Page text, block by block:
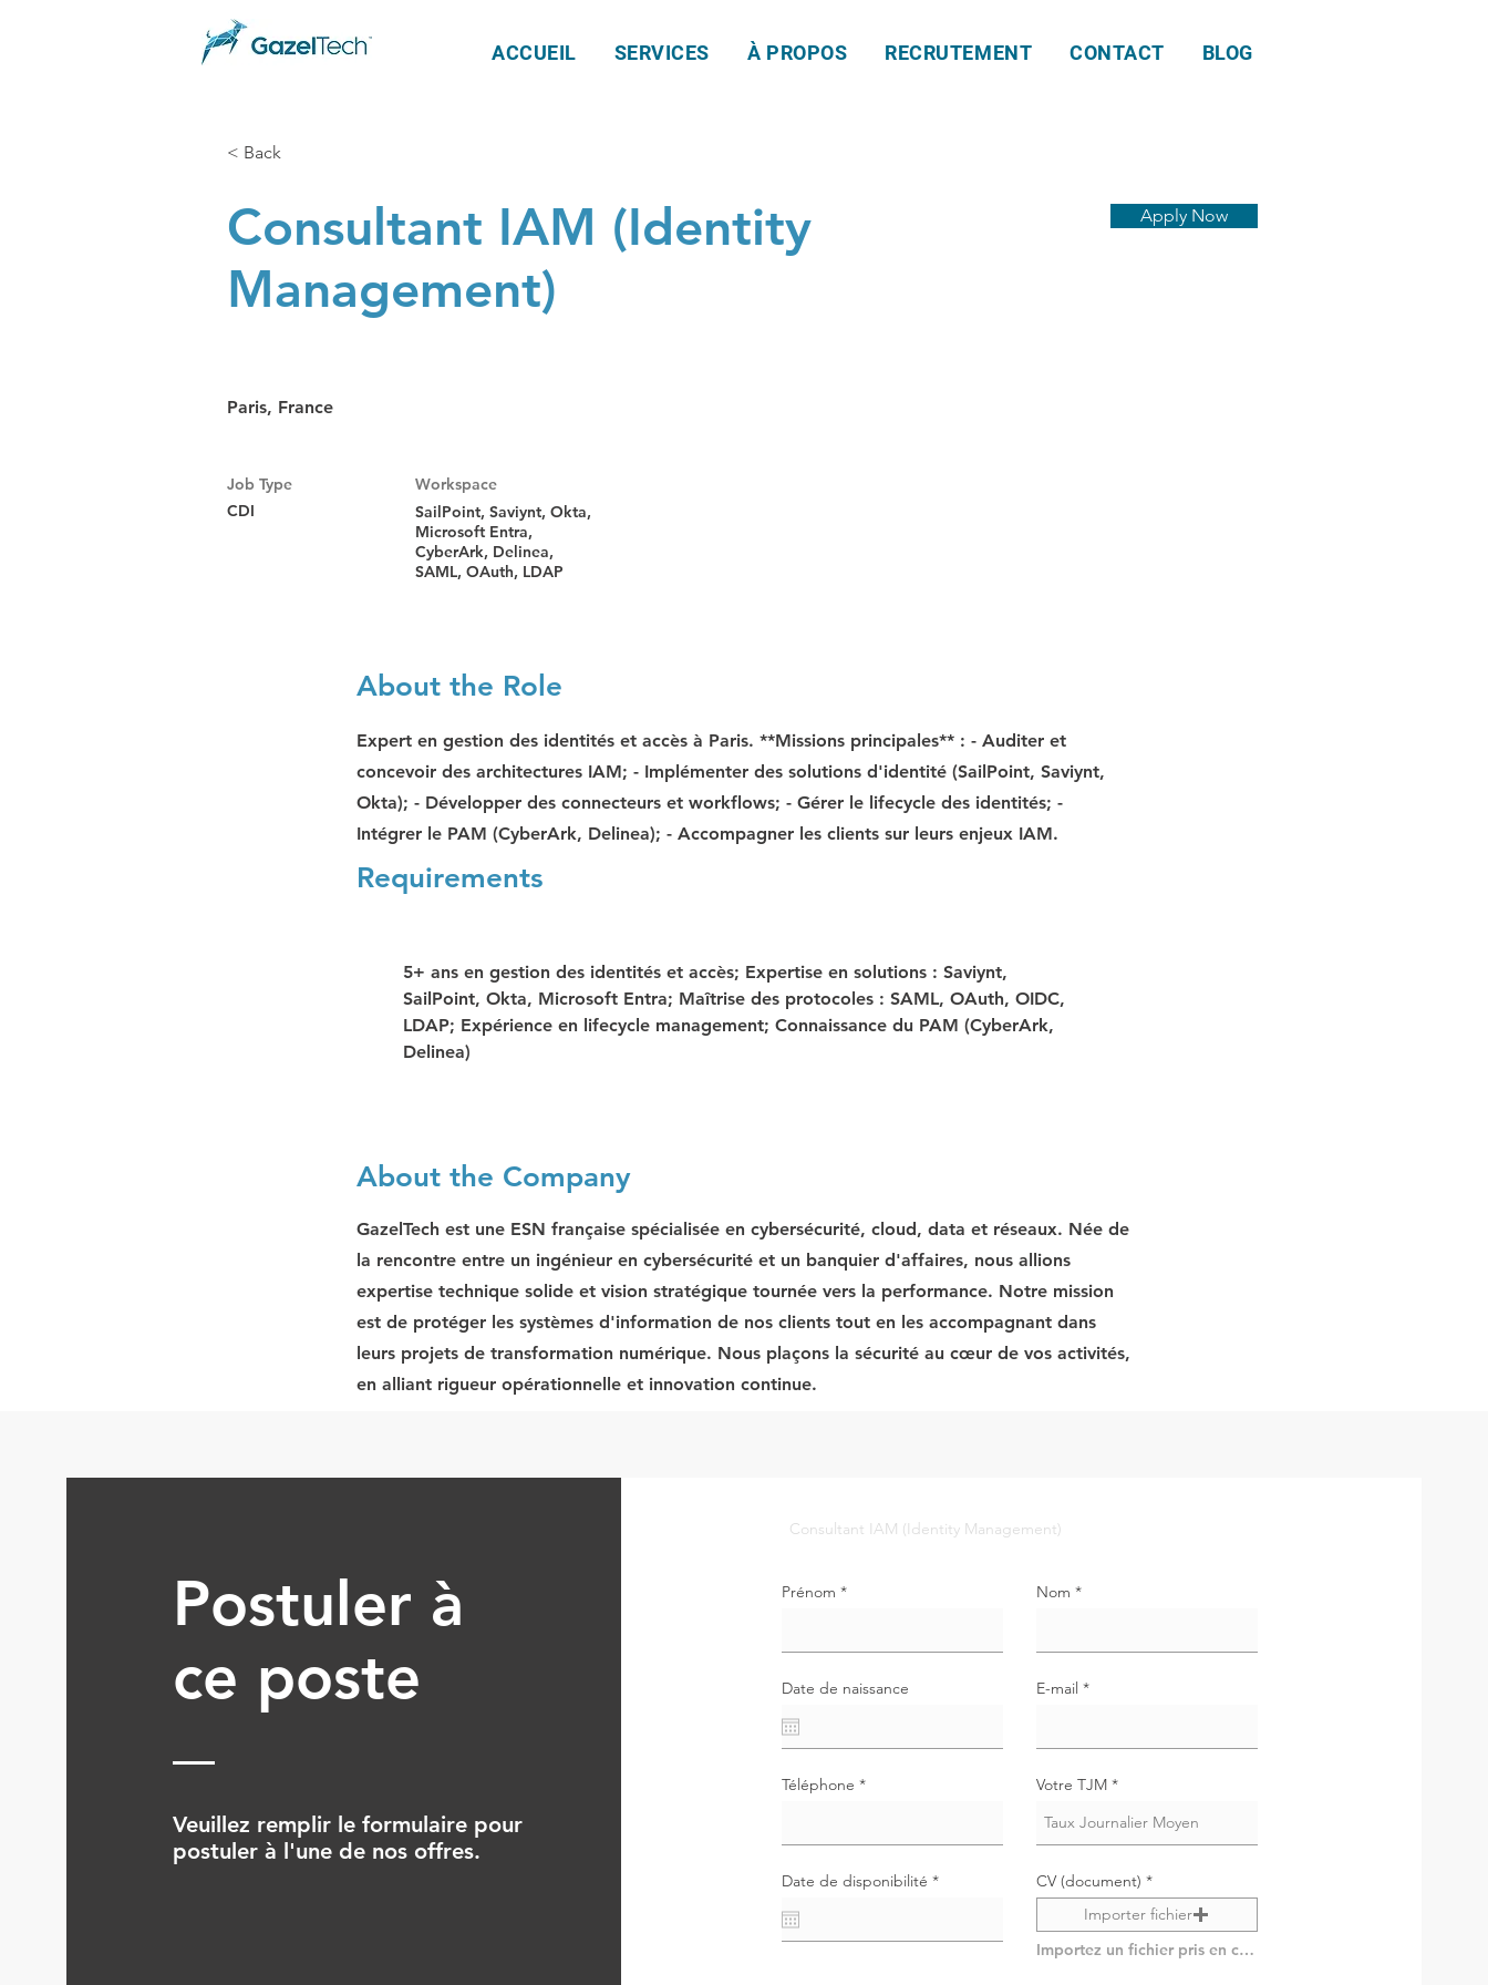
ACCUEIL SERVICES À PROPOS RECRUTEMENT CONTACT BLOG
< Back
Consultant IAM (Identity
Management)
Apply Now
Paris, France
Job Type
CDI
Workspace
SailPoint, Saviynt, Okta,
Microsoft Entra,
CyberArk, Delinea,
SAML, OAuth, LDAP
About the Role
Expert en gestion des identités et accès à Paris. **Missions principales** : - Auditer et
concevoir des architectures IAM; - Implémenter des solutions d'identité (SailPoint, Saviynt,
Okta); - Développer des connecteurs et workflows; - Gérer le lifecycle des identités; -
Intégrer le PAM (CyberArk, Delinea); - Accompagner les clients sur leurs enjeux IAM.
Requirements
5+ ans en gestion des identités et accès; Expertise en solutions : Saviynt,
SailPoint, Okta, Microsoft Entra; Maîtrise des protocoles : SAML, OAuth, OIDC,
LDAP; Expérience en lifecycle management; Connaissance du PAM (CyberArk,
Delinea)
About the Company
GazelTech est une ESN française spécialisée en cybersécurité, cloud, data et réseaux. Née de
la rencontre entre un ingénieur en cybersécurité et un banquier d'affaires, nous allions
expertise technique solide et vision stratégique tournée vers la performance. Notre mission
est de protéger les systèmes d'information de nos clients tout en les accompagnant dans
leurs projets de transformation numérique. Nous plaçons la sécurité au cœur de vos activités,
en alliant rigueur opérationnelle et innovation continue.
Postuler à
ce poste
Veuillez remplir le formulaire pour
postuler à l'une de nos offres.
Prénom Nom
Date de naissance E-mail
Téléphone Votre TJM
Date de disponibilité *r
i
CV (document)
Importer fichier
Importez un fichier pris en charge (max. 15 Mo)